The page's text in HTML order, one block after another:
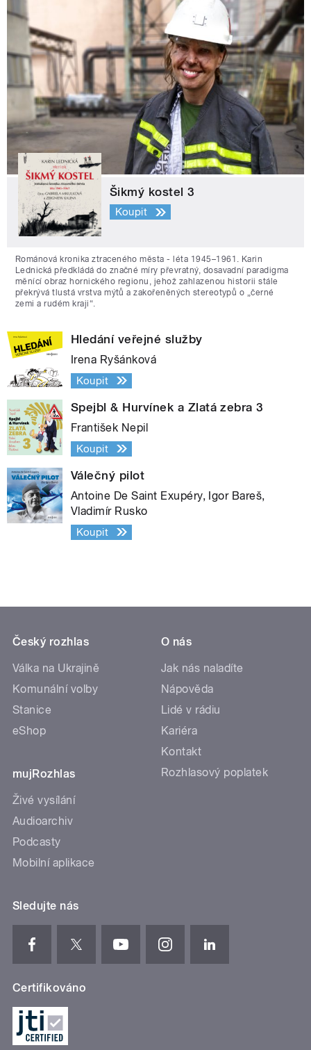
Šikmý kostel 3
Koupit
Románová kronika ztraceného města - léta 1945–1961. Karin
Lednická předkládá do značné míry převratný, dosavadní paradigma
měnící obraz hornického regionu, jehož zahlazenou historii stále
překrývá tlustá vrstva mýtů a zakořeněných stereotypů o „černé
zemi a rudém kraji“.
Hledání veřejné služby
Irena Ryšánková
Koupit
Spejbl & Hurvínek a Zlatá zebra 3
František Nepil
Koupit
Válečný pilot
Antoine De Saint Exupéry, Igor Bareš,
Vladimír Rusko
Koupit
Český rozhlas
Válka na Ukrajině
Komunální volby
Stanice
eShop
mujRozhlas
Živé vysílání
Audioarchiv
Podcasty
Mobilní aplikace
O nás
Jak nás naladíte
Nápověda
Lidé v rádiu
Kariéra
Kontakt
Rozhlasový poplatek
Sledujte nás
Certifikováno